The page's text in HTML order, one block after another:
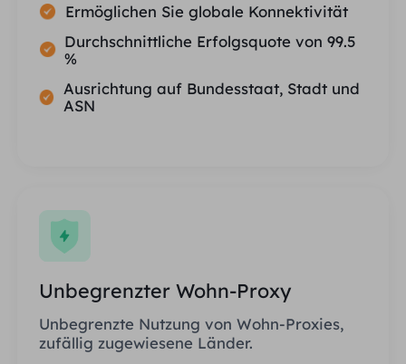
Ermöglichen Sie globale Konnektivität
Durchschnittliche Erfolgsquote von 99.5
%
Ausrichtung auf Bundesstaat, Stadt und
ASN
Unbegrenzter Wohn-Proxy
Unbegrenzte Nutzung von Wohn-Proxies,
zufällig zugewiesene Länder.